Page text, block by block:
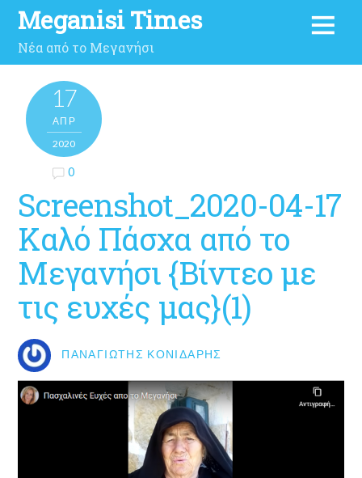
Meganisi Times
Νέα από το Μεγανήσι
17
ΑΠΡ
2020
0
Screenshot_2020-04-17
Καλό Πάσχα από το
Μεγανήσι {Βίντεο με
τις ευχές μας}(1)
ΠΑΝΑΓΙΏΤΗΣ ΚΟΝΙΔΆΡΗΣ